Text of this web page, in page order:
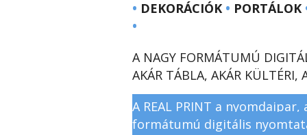
• DEKORÁCIÓK • PORTÁLOK
•
A NAGY FORMÁTUMÚ
AKÁR TÁBLA, AKÁR KÜLTÉRI,
A REAL PRINT a
formátumú digitális